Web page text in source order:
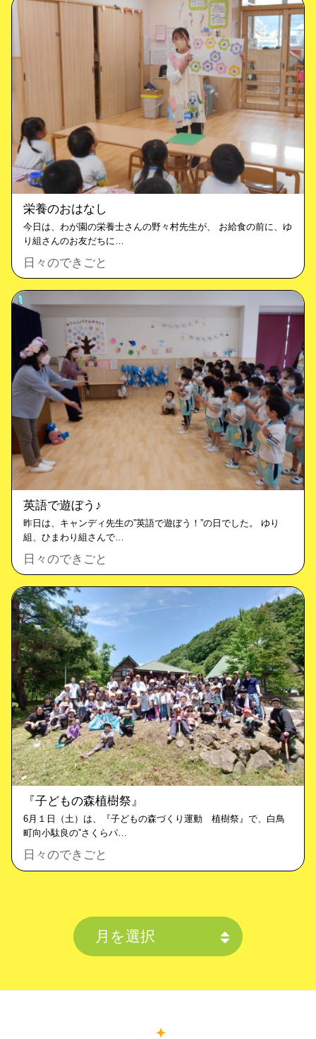
栄養のおはなし
今日は、わが園の栄養士さんの野々村先生が、 お給食の前に、ゆ
り組さんのお友だちに…
日々のできごと
英語で遊ぼう♪
昨日は、キャンディ先生の”英語で遊ぼう！”の日でした。 ゆり
組、ひまわり組さんで…
日々のできごと
『子どもの森植樹祭』
6月１日（土）は、『子どもの森づくり運動 植樹祭』で、白鳥
町向小駄良の”さくらパ…
日々のできごと